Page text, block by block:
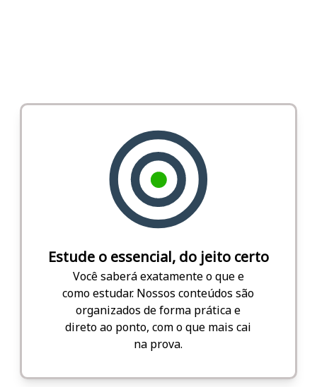
Estude o essencial, do jeito certo
Você saberá exatamente o que e
como estudar. Nossos conteúdos são
organizados de forma prática e
direto ao ponto, com o que mais cai
na prova.